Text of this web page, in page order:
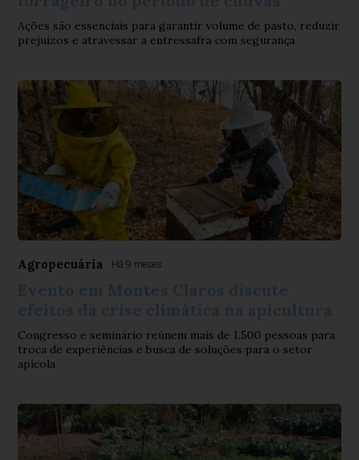
Ações são essenciais para garantir volume de pasto, reduzir
prejuízos e atravessar a entressafra com segurança
Agropecuária Há 9 meses
Congresso e seminário reúnem mais de 1.500 pessoas para
troca de experiências e busca de soluções para o setor
apícola